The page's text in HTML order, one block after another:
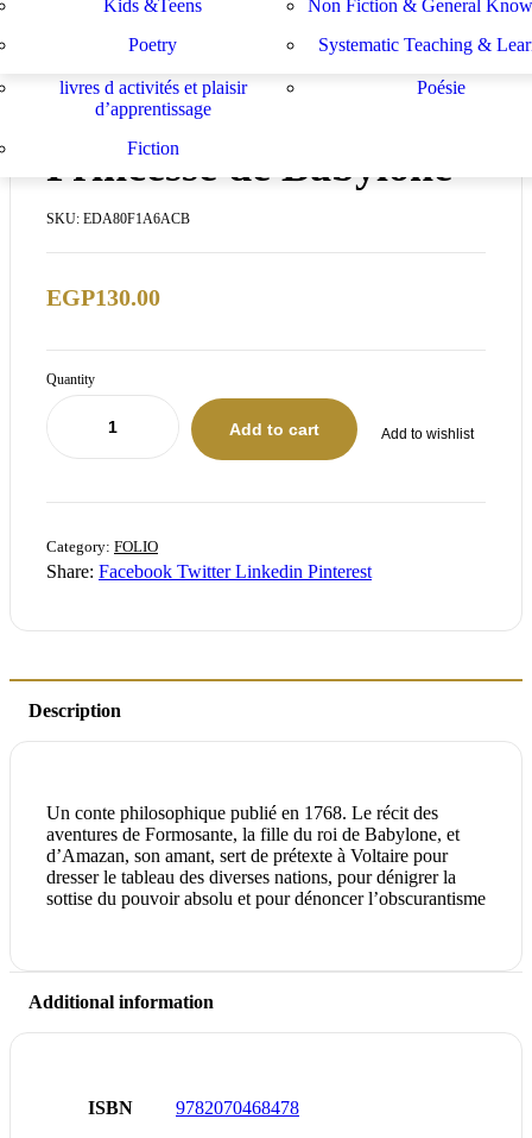
développement de l enseignant
apprentissage
livres d activités et plaisir
d’apprentissage
Poésie
Fiction
Kids &Teens
Non Fiction & General
Poetry
Systematic Teaching &
IN STOCK
Princesse de Babylone
SKU: EDA80F1A6ACB
EGP130.00
Quantity
Add to cart Add to wishlist
Category: FOLIO
Share: Facebook Twitter Linkedin Pinterest
Description
Un conte philosophique publié en 1768. Le récit des
aventures de Formosante, la fille du roi de Babylone, et
d’Amazan, son amant, sert de prétexte à Voltaire pour
dresser le tableau des diverses nations, pour dénigrer la
sottise du pouvoir absolu et pour dénoncer l’obscurantisme
Additional information
ISBN 9782070468478